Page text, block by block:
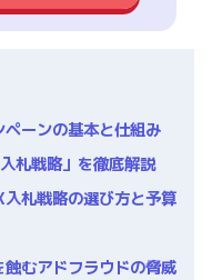
ーンの基本と仕組み
札戦略」を徹底解説
札戦略の選び方と予算
むアドフラウドの脅威